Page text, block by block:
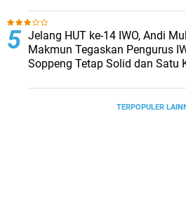
Jelang HUT ke-14 IWO, Andi
Makmun Tegaskan Pengurus
Soppeng Tetap Solid dan Satu
TERPOPULER